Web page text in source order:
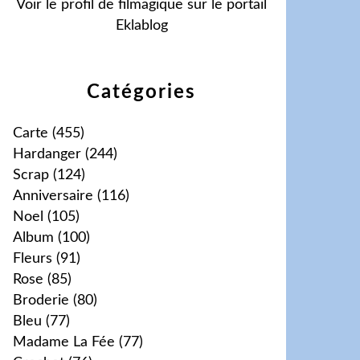
Catégories
Carte (455)
Hardanger (244)
Scrap (124)
Anniversaire (116)
Noel (105)
Album (100)
Fleurs (91)
Rose (85)
Broderie (80)
Bleu (77)
Madame La Fée (77)
Voir le profil de filmagique sur le portail
Eklablog